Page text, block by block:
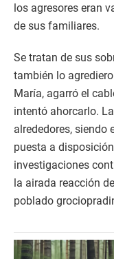
los agresores eran
de sus familiares.
Se tratan de sus
también lo
María, agarró el
intentó ahorcarlo.
alrededores, siendo
puesta a
investigaciones
la airada reacción
poblado